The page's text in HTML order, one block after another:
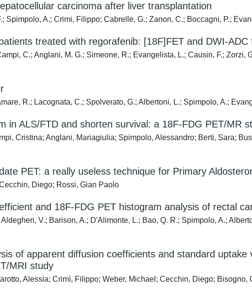
carcinoma after liver transplantation
Spimpolo, A.; Crimi, Filippo; Cabrelle, G.; Zanon, C.; Boccagni, P.;
treated with regorafenib: [18F]FET and DWI-
C.; Anglani, M. G.; Simeone, R.; Evangelista, L.; Causin, F.;
R.; Lacognata, C.; Spolverato, G.; Albertoni, L.; Spimpolo, A.;
in ALS/FTD and shorten survival: a 18F-FDG PET/MR
Cristina; Anglani, Mariagiulia; Spimpolo, Alessandro; Berti, Sara;
PET: a really useless technique for Primary
Diego; Rossi, Gian Paolo
and 18F-FDG PET histogram analysis of rectal
V.; Barison, A.; D'Alimonte, L.; Bao, Q. R.; Spimpolo, A.;
of apparent diffusion coefficients and standard
MRI study
Alessia; Crimì, Filippo; Weber, Michael; Cecchin, Diego;